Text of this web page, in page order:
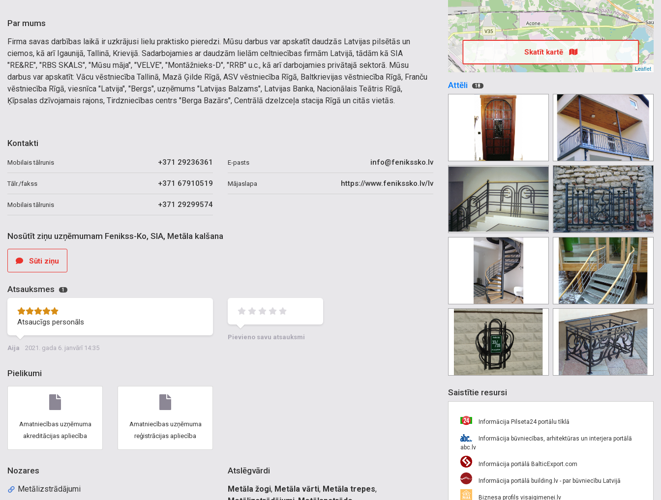
Par mums
Firma savas darbības laikā ir uzkrājusi lielu praktisko pieredzi. Mūsu darbus var apskatīt daudzās Latvijas pilsētās un
ciemos, kā arī Igaunijā, Tallinā, Krievijā. Sadarbojamies ar daudzām lielām celtniecības firmām Latvijā, tādām kā SIA
"RE&RE", "RBS SKALS", "Mūsu māja", "VELVE", "Montāžnieks-D", "RRB" u.c., kā arī darbojamies privātajā sektorā. Mūsu
darbus var apskatīt: Vācu vēstniecība Tallinā, Mazā Ģilde Rīgā, ASV vēstniecība Rīgā, Baltkrievijas vēstniecība Rīgā, Franču
vēstniecība Rīgā, viesnīca "Latvija", "Bergs", uzņēmums "Latvijas Balzams", Latvijas Banka, Nacionālais Teātris Rīgā,
Ķīpsalas dzīvojamais rajons, Tirdzniecības centrs "Berga Bazārs", Centrālā dzelzceļa stacija Rīgā un citās vietās.
Kontakti
Mobilais tālrunis +371 29236361
Tālr./fakss +371 67910519
Mobilais tālrunis +371 29299574
E-pasts info@fenikssko.lv
Mājaslapa https://www.fenikssko.lv/lv
Nosūtīt ziņu uzņēmumam Fenikss-Ko, SIA, Metāla kalšana
Sūti ziņu
Atsauksmes 1
Atsaucīgs personāls
Aija 2021. gada 6. janvārī 14:35
Pievieno savu atsauksmi
Pielikumi
Amatniecības uzņēmuma
akreditācijas apliecība
Amatniecības uzņēmuma
reģistrācijas apliecība
Nozares
Metālizstrādājumi
Atslēgvārdi
Metāla žogi, Metāla vārti, Metāla trepes,
Leaflet
Skatīt kartē
Attēli 18
Saistītie resursi
Informācija Pilseta24 portālu tīklā
Informācija būvniecības, arhitektūras un interjera portālā
abc.lv
Informācija portālā BalticExport.com
Informācija portālā building.lv - par būvniecību Latvijā
Biznesa profils visaigimenei.lv